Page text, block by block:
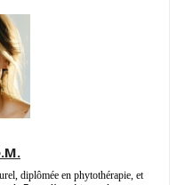
diplômée en phytothérapie, et